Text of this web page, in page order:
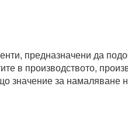
предназначени да
в производството,
значение за намаляване